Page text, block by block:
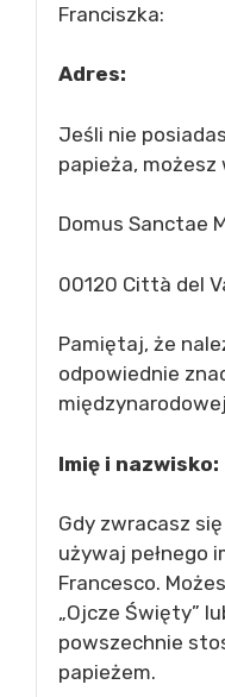
Franciszka:
Adres:
Jeśli nie
papieża, możesz
Domus Sanctae
00120 Città del
Pamiętaj, że
odpowiednie
Imię i nazwisko:
Gdy zwracasz
używaj pełnego
Francesco.
„Ojcze Święty”
powszechnie
papieżem.